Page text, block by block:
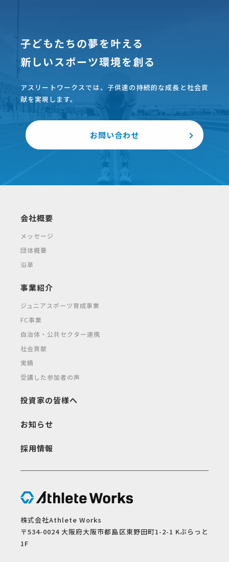
子どもたちの夢を叶える
新しいスポーツ環境を創る
アスリートワークスでは、子供達の持続的な成長と社会貢
献を実現します。
お問い合わせ
株式会社Athlete Works
〒534-0024 大阪府大阪市都島区東野田町1-2-1 Kぶらっと
1F
会社概要
メッセージ
団体概要
沿革
事業紹介
ジュニアスポーツ育成事業
FC事業
自治体・公共セクター連携
社会貢献
実績
受講した参加者の声
投資家の皆様へ
お知らせ
採用情報